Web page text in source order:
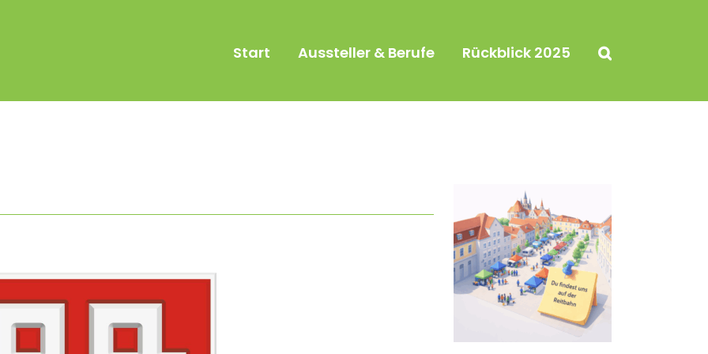
Start Aussteller & Berufe Rückblick 2025